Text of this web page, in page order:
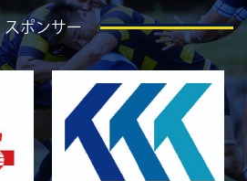
グビー祭 同志社大学
GALLERY
ブンズ
GALLERY
育大学
スポンサー